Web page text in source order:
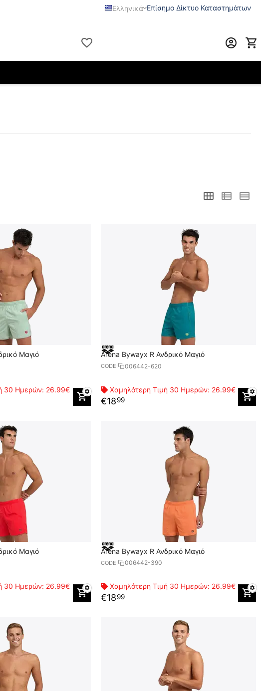
Επίσημο Δίκτυο Καταστημάτων
Ελληνικά
Μαγιό
30 Ημερών: 26.99€
Arena Bywayx R Ανδρικό Μαγιό
CODE: 006442-620
Χαμηλότερη Τιμή 30 Ημερών: 26.99€
€1899
Μαγιό
30 Ημερών: 26.99€
Arena Bywayx R Ανδρικό Μαγιό
CODE: 006442-390
Χαμηλότερη Τιμή 30 Ημερών: 26.99€
€1899